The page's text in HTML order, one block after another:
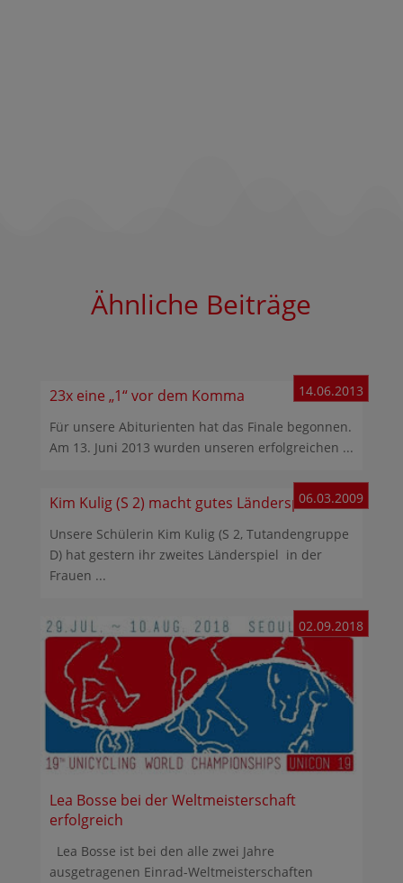
Ähnliche Beiträge
23x eine „1“ vor dem Komma 14.06.2013
Für unsere Abiturienten hat das Finale begonnen.
Am 13. Juni 2013 wurden unseren erfolgreichen ...
Kim Kulig (S 2) macht gutes Länderspiel06.03.2009
Unsere Schülerin Kim Kulig (S 2, Tutandengruppe
D) hat gestern ihr zweites Länderspiel in der
Frauen ...
Lea Bosse bei der Weltmeisterschaft
erfolgreich
02.09.2018
Lea Bosse ist bei den alle zwei Jahre
ausgetragenen Einrad-Weltmeisterschaften